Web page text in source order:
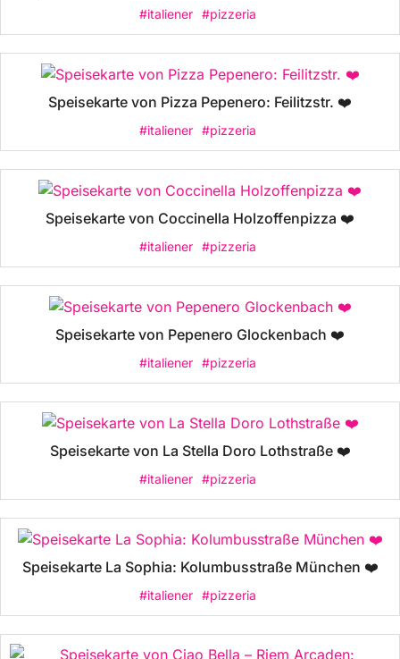
#italiener #pizzeria
Speisekarte von Pizza Pepenero: Feilitzstr. ❤️
#italiener #pizzeria
Speisekarte von Coccinella Holzoffenpizza ❤️
#italiener #pizzeria
Speisekarte von Pepenero Glockenbach ❤️
#italiener #pizzeria
Speisekarte von La Stella Doro Lothstraße ❤️
#italiener #pizzeria
Speisekarte La Sophia: Kolumbusstraße München ❤️
#italiener #pizzeria